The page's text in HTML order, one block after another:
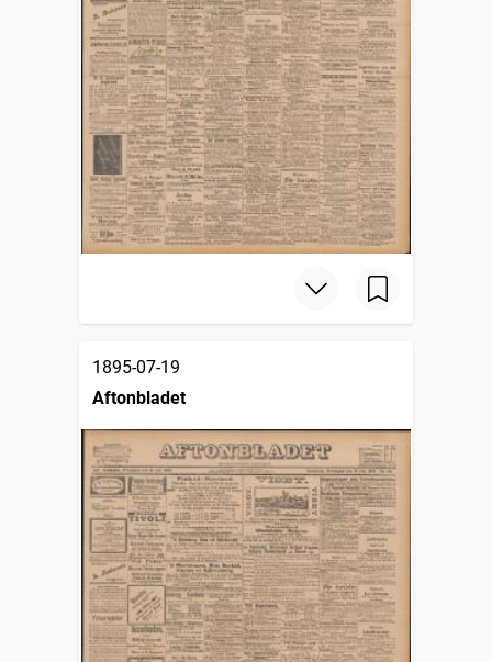
1895-07-19
Aftonbladet